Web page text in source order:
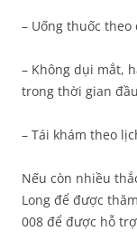
– Uống thuốc theo
– Không dụi mắt,
trong thời gian
– Tái khám theo
Nếu còn nhiều
Long để được
008 để được hỗ